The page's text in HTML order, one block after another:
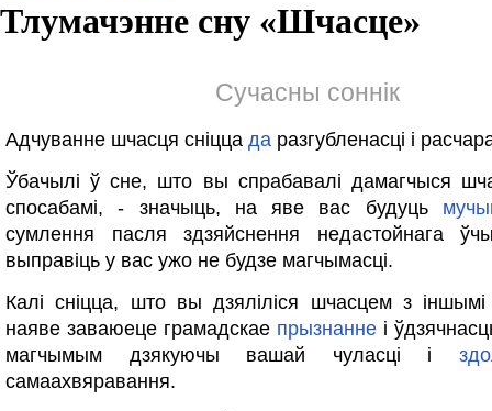
Тлумачэнне сну «Шчасце»
Сучасны соннік
Адчуванне шчасця сніцца да разгубленасці і
Ўбачылі ў сне, што вы спрабавалі дамагчыся
спосабамі, - значыць, на яве вас будуць
сумлення пасля здзяйснення недастойнага
выправіць у вас ужо не будзе магчымасці.
Калі сніцца, што вы дзяліліся шчасцем з
наяве заваюеце грамадскае прызнанне і
магчымым дзякуючы вашай чуласці і
самаахвяравання.